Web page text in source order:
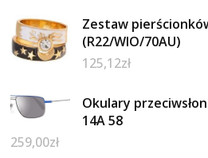
Zestaw
(R22/WIO/70AU)
125,12zł
Okulary
14A 58
259,00zł